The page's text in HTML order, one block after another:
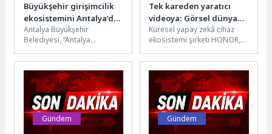
Büyükşehir girişimcilik
ekosistemini Antalya’da
buluşturdu
Antalya Büyükşehir
Belediyesi, “Antalya
Kampı” ile Antalya ve
İstanbul’daki girişimcilik
dünyasını bir...
Tek kareden yaratıcı
videoya: Görsel dünyada
yapay zeka dönemi
Küresel yapay zekâ cihaz
ekosistemi şirketi HONOR,
mobil içerik üretiminde...
Gündem Gündem